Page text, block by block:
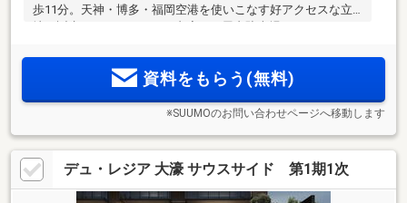
歩11分。天神・博多・福岡空港を使いこなす好アクセスな立
資料をもらう(無料)
※SUUMOのお問い合わせページへ移動します
デュ・レジア 大濠 サウスサイド 第1期1次